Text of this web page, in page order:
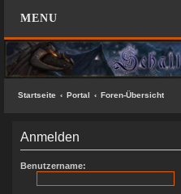
MENU
FOREN-ÜBERSICHT
Aktive Themen
Suche
Startseite Portal Foren-Übersicht
Anmelden
Benutzername: